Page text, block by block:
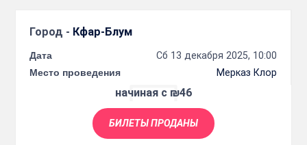
Город - Кфар-Блум
Дата
Сб 13 декабря 2025, 10:00
Место проведения
Мерказ Клор
начиная с ₪46
БИЛЕТЫ ПРОДАНЫ